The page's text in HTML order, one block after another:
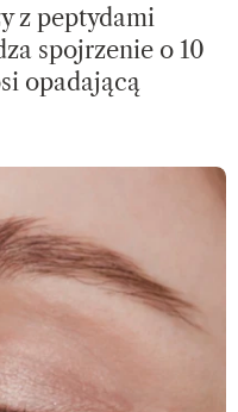
z peptydami
spojrzenie o 10
opadającą